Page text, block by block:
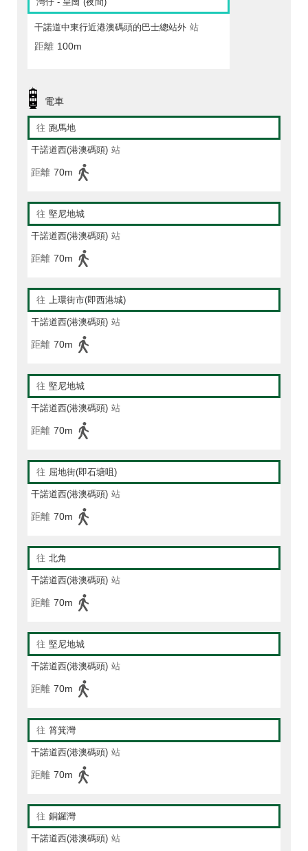
干諾道中東行近港澳碼頭的巴士總站外 站
距離 100m
電車
往 跑馬地
干諾道西(港澳碼頭) 站
距離 70m
往 堅尼地城
干諾道西(港澳碼頭) 站
距離 70m
往 上環街市(即西港城)
干諾道西(港澳碼頭) 站
距離 70m
往 堅尼地城
干諾道西(港澳碼頭) 站
距離 70m
往 屈地街(即石塘咀)
干諾道西(港澳碼頭) 站
距離 70m
往 北角
干諾道西(港澳碼頭) 站
距離 70m
往 堅尼地城
干諾道西(港澳碼頭) 站
距離 70m
往 筲箕灣
干諾道西(港澳碼頭) 站
距離 70m
往 銅鑼灣
干諾道西(港澳碼頭) 站